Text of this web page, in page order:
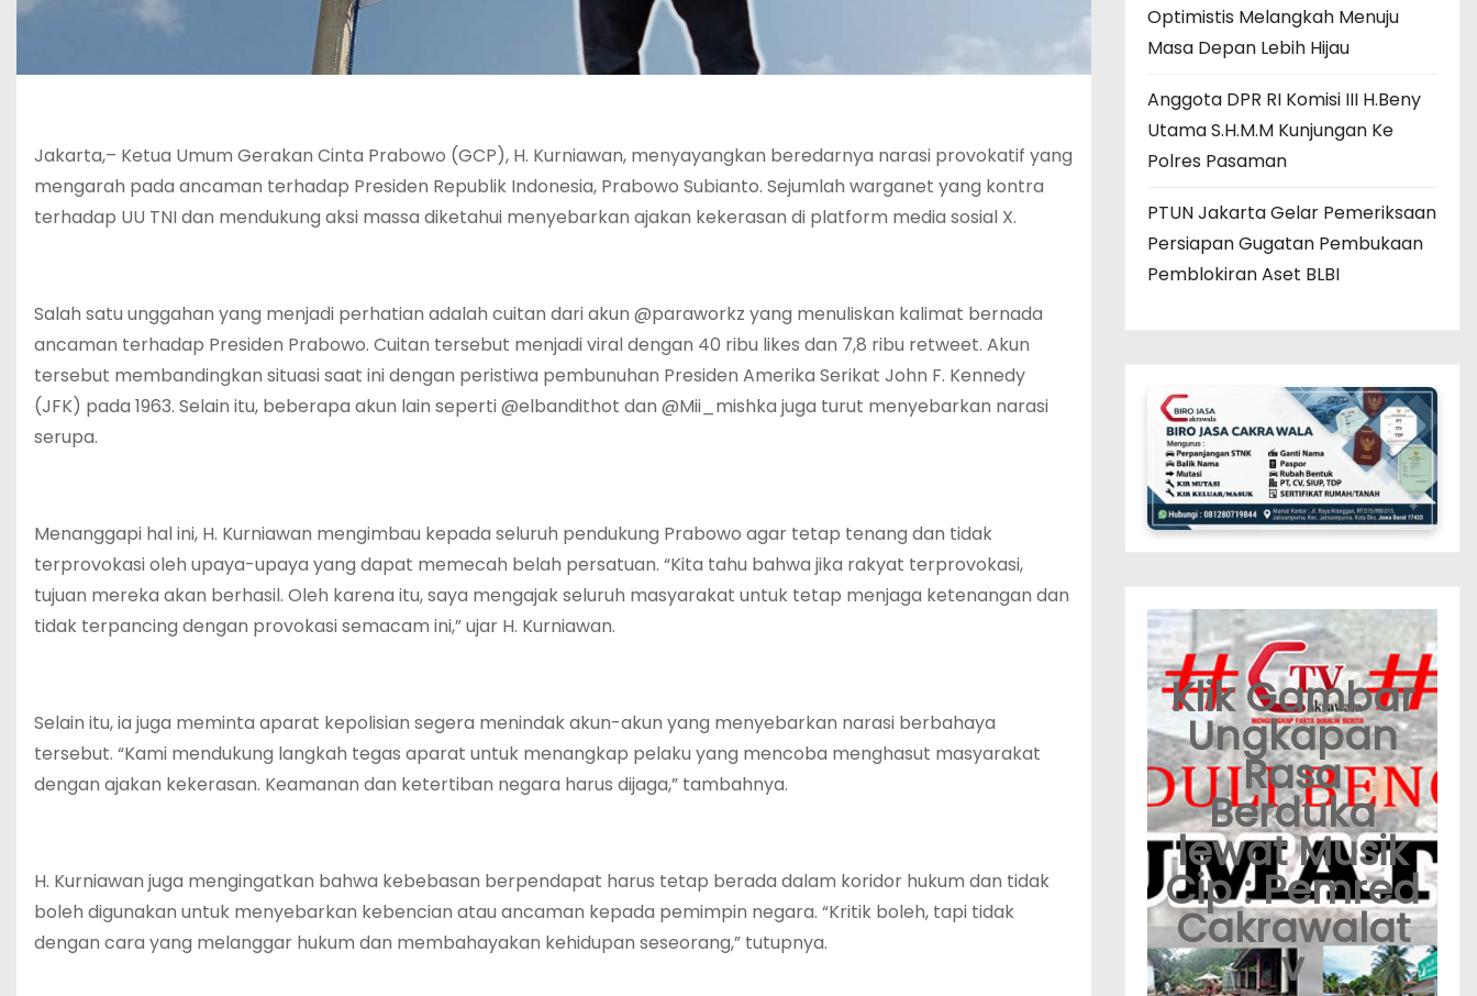
Jakarta,– Ketua Umum Gerakan Cinta Prabowo (GCP), H. Kurniawan, menyayangkan beredarnya narasi provokatif yang
mengarah pada ancaman terhadap Presiden Republik Indonesia, Prabowo Subianto. Sejumlah warganet yang kontra
terhadap UU TNI dan mendukung aksi massa diketahui menyebarkan ajakan kekerasan di platform media sosial X.
Salah satu unggahan yang menjadi perhatian adalah cuitan dari akun @paraworkz yang menuliskan kalimat bernada
ancaman terhadap Presiden Prabowo. Cuitan tersebut menjadi viral dengan 40 ribu likes dan 7,8 ribu retweet. Akun
tersebut membandingkan situasi saat ini dengan peristiwa pembunuhan Presiden Amerika Serikat John F. Kennedy
(JFK) pada 1963. Selain itu, beberapa akun lain seperti @elbandithot dan @Mii_mishka juga turut menyebarkan narasi
serupa.
Menanggapi hal ini, H. Kurniawan mengimbau kepada seluruh pendukung Prabowo agar tetap tenang dan tidak
terprovokasi oleh upaya-upaya yang dapat memecah belah persatuan. “Kita tahu bahwa jika rakyat terprovokasi,
tujuan mereka akan berhasil. Oleh karena itu, saya mengajak seluruh masyarakat untuk tetap menjaga ketenangan dan
tidak terpancing dengan provokasi semacam ini,” ujar H. Kurniawan.
Selain itu, ia juga meminta aparat kepolisian segera menindak akun-akun yang menyebarkan narasi berbahaya
tersebut. “Kami mendukung langkah tegas aparat untuk menangkap pelaku yang mencoba menghasut masyarakat
dengan ajakan kekerasan. Keamanan dan ketertiban negara harus dijaga,” tambahnya.
H. Kurniawan juga mengingatkan bahwa kebebasan berpendapat harus tetap berada dalam koridor hukum dan tidak
boleh digunakan untuk menyebarkan kebencian atau ancaman kepada pemimpin negara. “Kritik boleh, tapi tidak
dengan cara yang melanggar hukum dan membahayakan kehidupan seseorang,” tutupnya.
Optimistis Melangkah Menuju
Masa Depan Lebih Hijau
Anggota DPR RI Komisi III H.Beny
Utama S.H.M.M Kunjungan Ke
Polres Pasaman
PTUN Jakarta Gelar Pemeriksaan
Persiapan Gugatan Pembukaan
Pemblokiran Aset BLBI
Klik Gambar
Ungkapan
Rasa
Berduka
lewat Musik
Cip : Pemred
Cakrawalat
v